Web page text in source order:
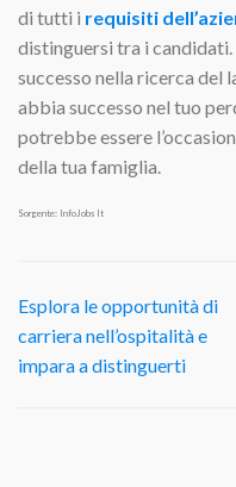
di tutti i requisiti
distinguersi tra i
successo nella ricerca del
abbia successo nel tuo
potrebbe essere
della tua famiglia.
Sorgente: InfoJobs It
Esplora le opportunità di
carriera nell’ospitalità e
impara a distinguerti